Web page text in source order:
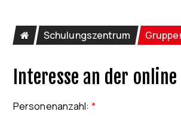
Schulungszentrum
Interesse an der
Personenanzahl: *